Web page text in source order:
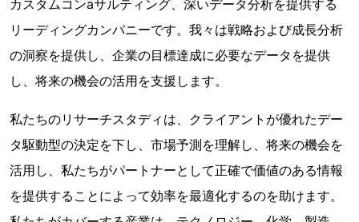
カスタムコンaサルティング、深いデータ分析を提供する
リーディングカンパニーです。我々は戦略および成長分析
の洞察を提供し、企業の目標達成に必要なデータを提供
し、将来の機会の活用を支援します。
私たちのリサーチスタディは、クライアントが優れたデー
タ駆動型の決定を下し、市場予測を理解し、将来の機会を
活用し、私たちがパートナーとして正確で価値のある情報
を提供することによって効率を最適化するのを助けます。